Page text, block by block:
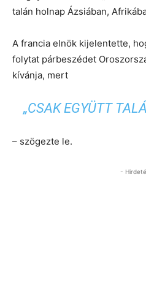
talán holnap Ázsiában,
A francia elnök kijelentette,
folytat párbeszédet
kívánja, mert
„CSAK EGYÜTT
– szögezte le.
-